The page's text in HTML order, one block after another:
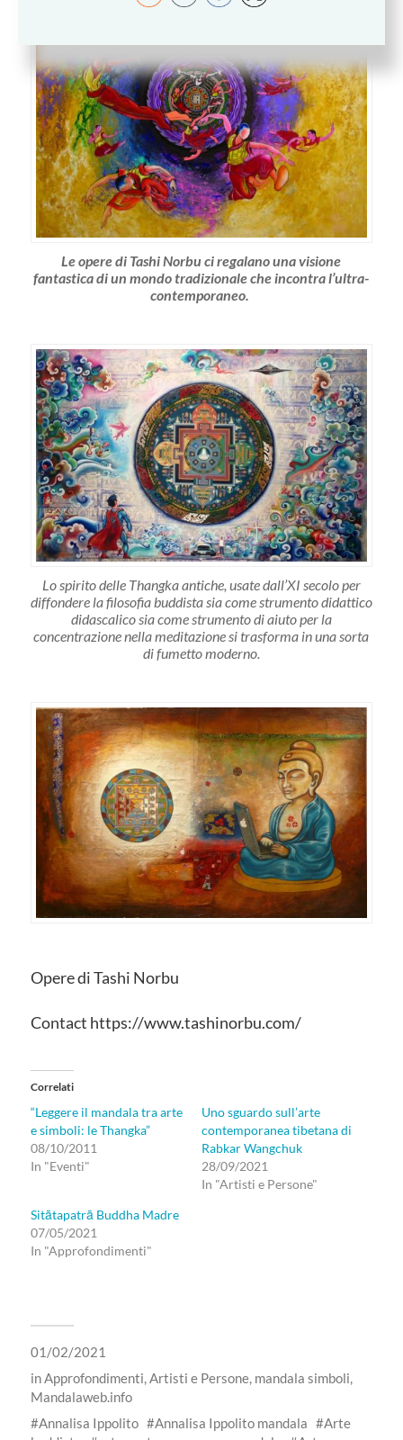
Le opere di Tashi Norbu ci regalano una visione
fantastica di un mondo tradizionale che incontra l’ultra-
contemporaneo.
Lo spirito delle Thangka antiche, usate dall’XI secolo per
diffondere la filosofia buddista sia come strumento didattico
didascalico sia come strumento di aiuto per la
concentrazione nella meditazione si trasforma in una sorta
di fumetto moderno.
Opere di Tashi Norbu
Contact https://www.tashinorbu.com/
Correlati
“Leggere il mandala tra arte
e simboli: le Thangka”
08/10/2011
In "Eventi"
Uno sguardo sull’arte
contemporanea tibetana di
Rabkar Wangchuk
28/09/2021
In "Artisti e Persone"
Sitātapatrā Buddha Madre
07/05/2021
In "Approfondimenti"
01/02/2021
inApprofondimenti,Artisti e Persone, mandala simboli,
Mandalaweb.info
Annalisa Ippolito
Annalisa Ippolito mandala
Arte